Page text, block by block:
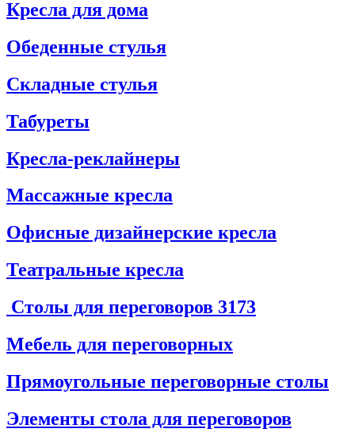
Кресла для дома
Обеденные стулья
Складные стулья
Табуреты
Кресла-реклайнеры
Массажные кресла
Офисные дизайнерские кресла
Театральные кресла
Столы для переговоров 3173
Мебель для переговорных
Прямоугольные переговорные столы
Элементы стола для переговоров